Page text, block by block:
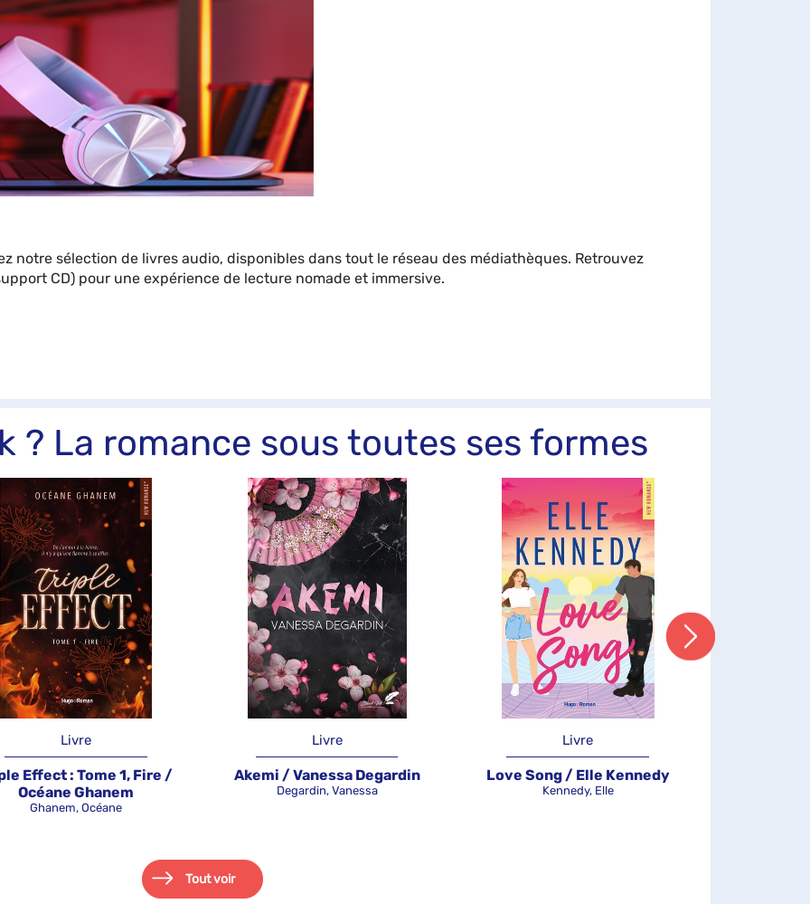
notre sélection de livres audio, disponibles dans tout le réseau des médiathèques. Retrouvez
CD) pour une expérience de lecture nomade et immersive.
? La romance sous toutes ses formes
Livre
Effect : Tome 1, Fire /
Océane Ghanem
Ghanem, Océane
Livre
Akemi / Vanessa Degardin
Degardin, Vanessa
Livre
Love Song / Elle Kennedy
Kennedy, Elle
Tout voir